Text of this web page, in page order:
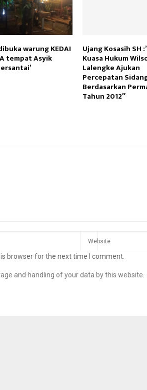
warung KEDAI
tempat Asyik
Ujang Kosasih SH
Kuasa Hukum
Lalengke Ajukan
Percepatan
Berdasarkan
Tahun 2012″
browser for the next time I comment.
and handling of your data by this website.